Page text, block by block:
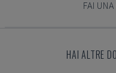
FAI
HAI ALTRE